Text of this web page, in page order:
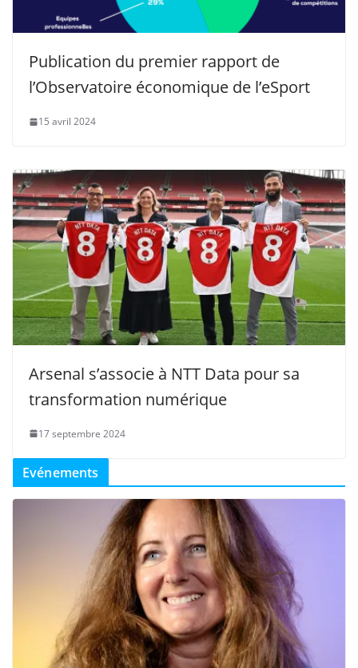
Publication du premier rapport de
l’Observatoire économique de l’eSport
15 avril 2024
Arsenal s’associe à NTT Data pour sa
transformation numérique
17 septembre 2024
Evénements